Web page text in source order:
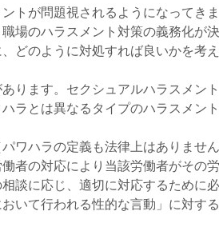
トが問題視されるようになってき
場のハラスメント対策の義務化
どのように対処すれば良いかを考
ります。セクシュアルハラスメン
ラとは異なるタイプのハラスメン
ワハラの定義も法律上はありませ
者の対応により当該労働者がそ
談に応じ、適切に対応するために
いて行われる性的な言動」に対す